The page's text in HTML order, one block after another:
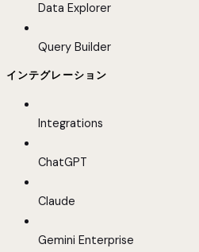
Data Explorer
Query Builder
インテグレーション
Integrations
ChatGPT
Claude
Gemini Enterprise